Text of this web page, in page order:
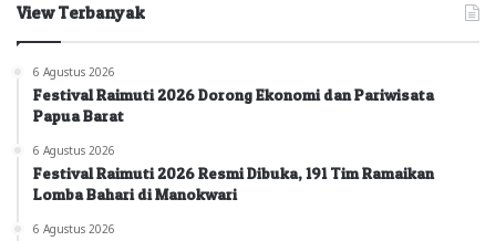
View Terbanyak
6 Agustus 2026
Festival Raimuti 2026 Dorong Ekonomi dan Pariwisata
Papua Barat
6 Agustus 2026
Festival Raimuti 2026 Resmi Dibuka, 191 Tim Ramaikan
Lomba Bahari di Manokwari
6 Agustus 2026